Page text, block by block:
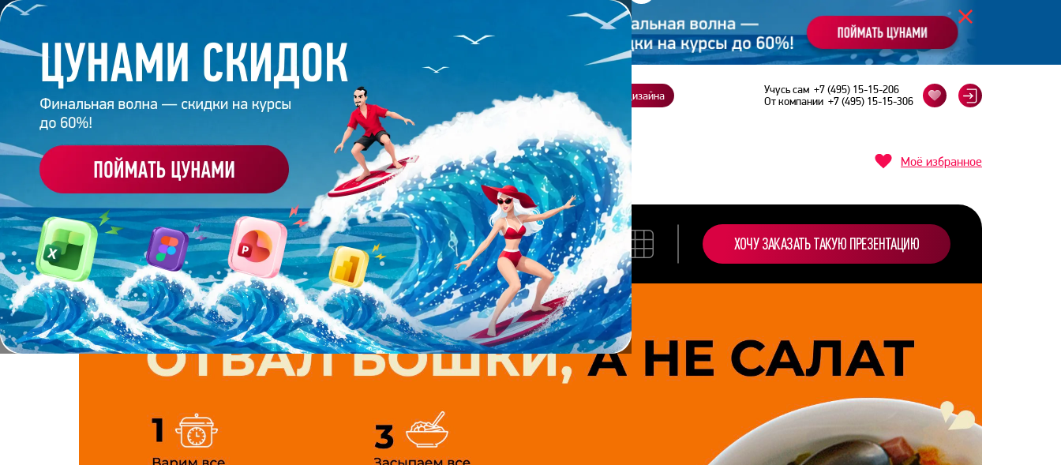
Корпоративное обучение Заказать презентацию Студия дизайна Учусь сам +7 (495) 15-15-206
От компании +7 (495) 15-15-306
Главная Презентация 100 – Варвара Шаронова
ПРЕЗЕНТАЦИЯ 100 - ВАРВАРА ШАРОНОВА Моё избранное
Работа
студента
ХОЧУ ЗАКАЗАТЬ ТАКУЮ ПРЕЗЕНТАЦИЮ